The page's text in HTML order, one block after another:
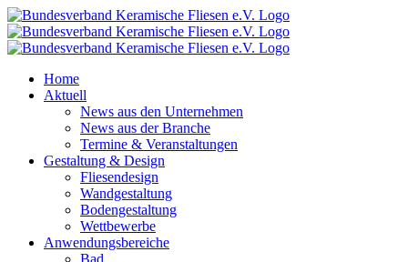
Zum
Inhalt
springen
Home
Aktuell
News aus den Unternehmen
News aus der Branche
Termine & Veranstaltungen
Gestaltung & Design
Fliesendesign
Wandgestaltung
Bodengestaltung
Wettbewerbe
Anwendungsbereiche
Bad